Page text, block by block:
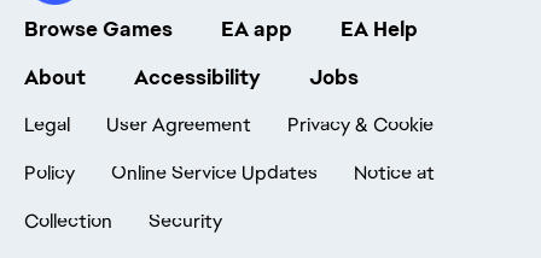
Browse Games EA app
EA Help
About
Accessibility Jobs
Legal User Agreement
Privacy & Cookie
Policy
Online Service Updates
Notice at
Collection
Security